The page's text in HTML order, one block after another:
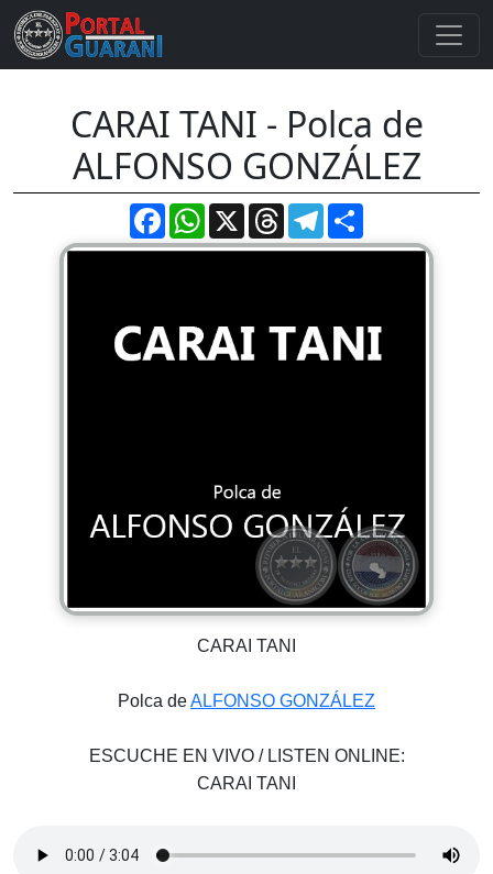
CARAI TANI - Polca de
ALFONSO GONZÁLEZ
FacebookWhatsApp
X ThreadsTelegram
CARAI TANI
Polca deALFONSO GONZÁLEZ
ESCUCHE EN VIVO / LISTEN ONLINE:
CARAI TANI